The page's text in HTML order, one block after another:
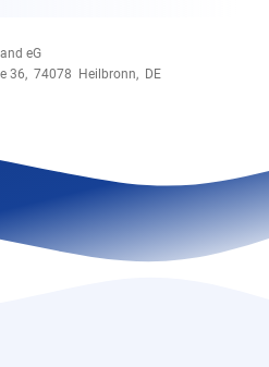
eG
36, 74078 Heilbronn, DE